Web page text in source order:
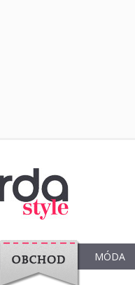
OBCHOD
MÓDA